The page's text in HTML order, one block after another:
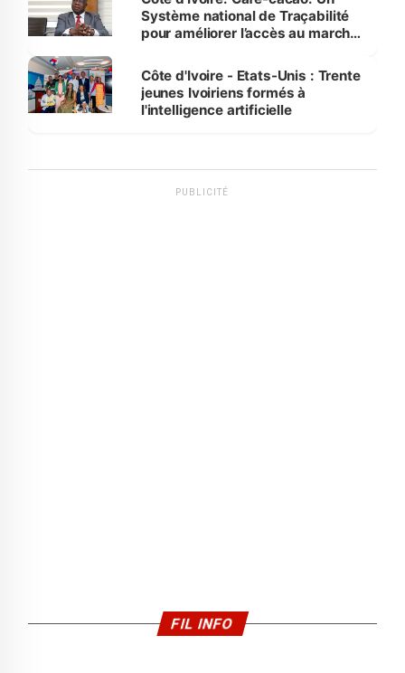
Système national de Traçabilité
pour améliorer l’accès au marché
Côte d'Ivoire - Etats-Unis : Trente
jeunes Ivoiriens formés à
l'intelligence artificielle
PUBLICITÉ
FIL INFO